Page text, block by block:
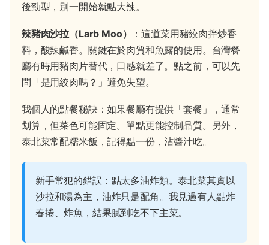
後勁型，別一開始就點大辣。
辣豬肉沙拉（Larb Moo）
：這道菜用豬絞肉拌炒香
料，酸辣鹹香。關鍵在於肉質和魚露的使用。台灣餐
廳有時用豬肉片替代，口感就差了。點之前，可以先
問「是用絞肉嗎？」避免失望。
我個人的點餐秘訣：如果餐廳有提供「套餐」，通常
划算，但菜色可能固定。單點更能控制品質。另外，
泰北菜常配糯米飯，記得點一份，沾醬汁吃。
新手常犯的錯誤：點太多油炸類。泰北菜其實以
沙拉和湯為主，油炸只是配角。我見過有人點炸
春捲、炸魚，結果膩到吃不下主菜。